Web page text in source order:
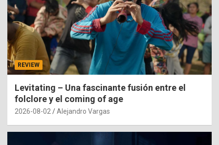
REVIEW
Levitating – Una fascinante fusión entre el
folclore y el coming of age
2026-08-02 Alejandro Vargas